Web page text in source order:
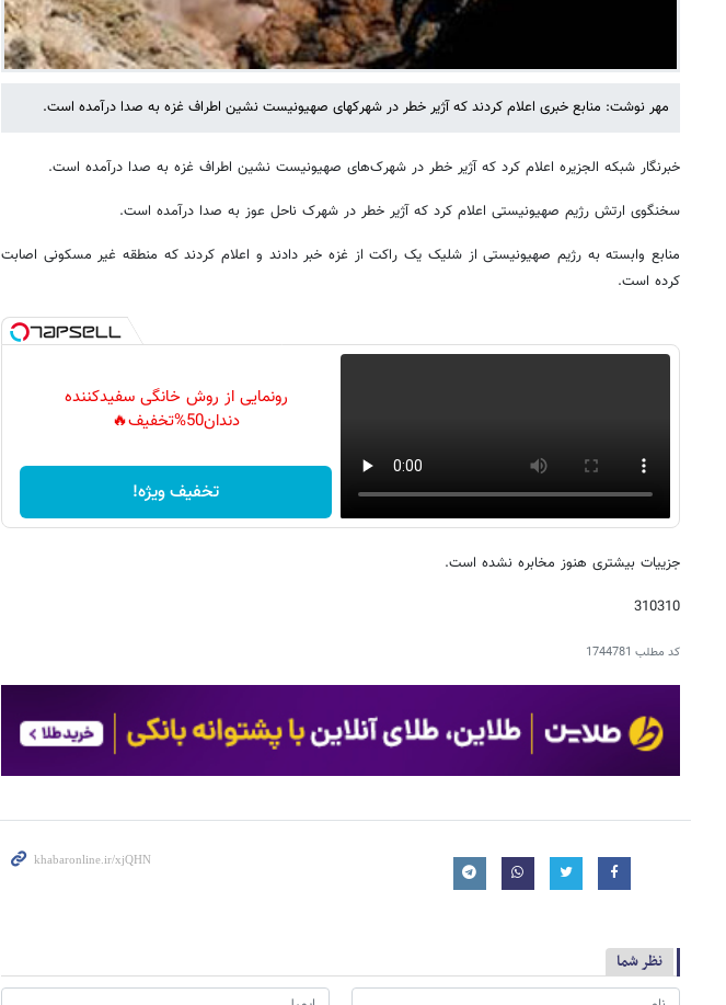
مهر نوشت: منابع خبری اعلام کردند که آژیر خطر در شهرکهای صهیونیست نشین اطراف غزه به صدا درآمده است.
خبرنگار شبکه الجزیره اعلام کرد که آژیر خطر در شهرک‌های صهیونیست نشین اطراف غزه به صدا درآمده است.
سخنگوی ارتش رژیم صهیونیستی اعلام کرد که آژیر خطر در شهرک ناحل عوز به صدا درآمده است.
منابع وابسته به رژیم صهیونیستی از شلیک یک راکت از غزه خبر دادند و اعلام کردند که منطقه غیر مسکونی اصابت
کرده است.
رونمایی از روش خانگی سفیدکننده
دندان50%تخفیف🔥
تخفیف ویژه!
جزییات بیشتری هنوز مخابره نشده است.
310310
کد مطلب 1744781
نظر شما